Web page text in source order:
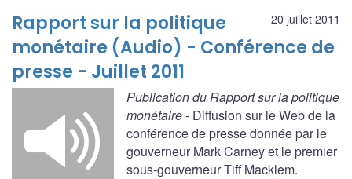
20 juillet 2011
Rapport sur la politique
monétaire (Audio) - Conférence de
presse - Juillet 2011
Publication du Rapport sur la politique
monétaire- Diffusion sur le Web de la
conférence de presse donnée par le
gouverneur Mark Carney et le premier
sous-gouverneur Tiff Macklem.